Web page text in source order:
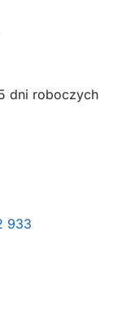
dni roboczych
933